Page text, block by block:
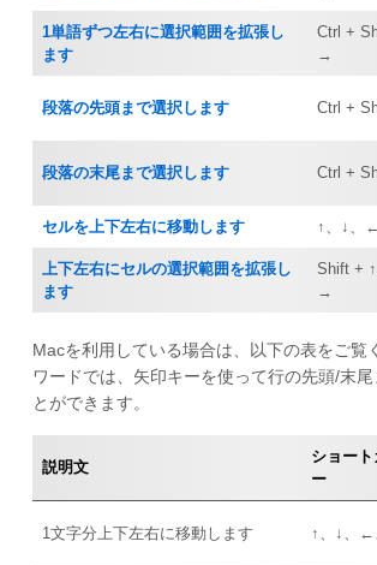
1単語ずつ左右に選択範囲を拡張し
ます
Ctrl +
→
段落の先頭まで選択します Ctrl +
段落の末尾まで選択します Ctrl +
セルを上下左右に移動します ↑、↓、
上下左右にセルの選択範囲を拡張し
ます
Shift +
→
Macを利用している場合は、以下の表をご覧
ワードでは、矢印キーを使って行の先頭/末尾
とができます。
説明文
ショー
ー
1文字分上下左右に移動します ↑、↓、